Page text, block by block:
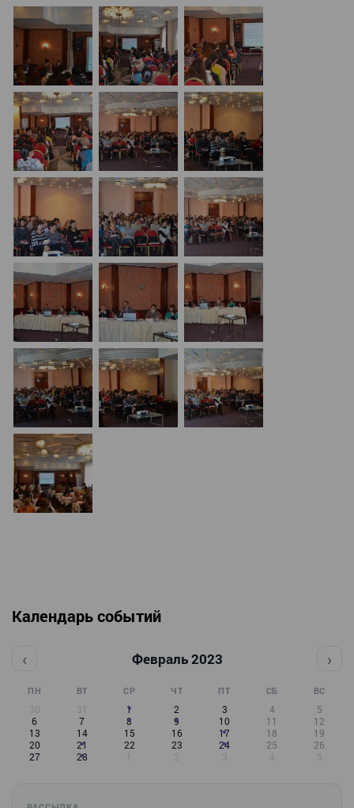
Календарь событий
‹ Февраль 2023 ›
ПН ВТ СР ЧТ ПТ СБ ВС
30 31 1 2 3 4
5
6
7 8 9 10 11
12
13
14 15 16 17 18
19
20
21 22 23 24 25
26
27
28 1 2 3 4 5